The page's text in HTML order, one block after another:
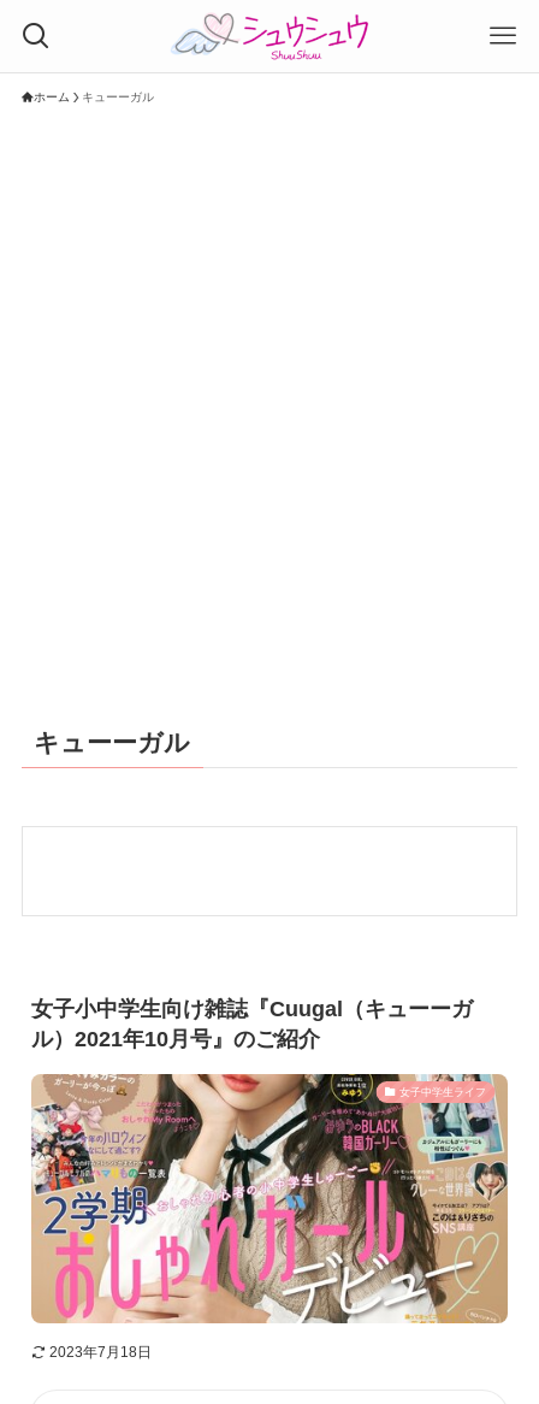
ホーム キューーガル
キューーガル
女子小中学生向け雑誌『Cuugal（キューーガ
ル）2021年10月号』のご紹介
女子中学生ライフ
2023年7月18日